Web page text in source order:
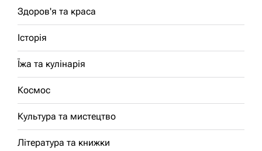
Здоров'я та краса
Історія
Їжа та кулінарія
Космос
Культура та мистецтво
Література та книжки